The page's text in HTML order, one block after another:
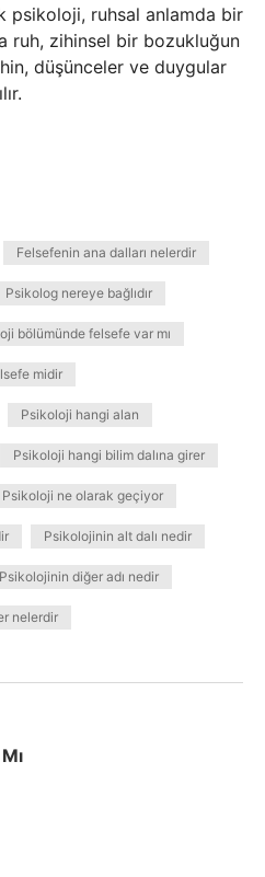
psikoloji, ruhsal anlamda bir
ruh, zihinsel bir bozukluğun
düşünceler ve duygular
Felsefenin ana dalları nelerdir
Psikolog nereye bağlıdır
bölümünde felsefe var mı
midir
Psikoloji hangi alan
Psikoloji hangi bilim dalına girer
Psikoloji ne olarak geçiyor
Psikolojinin alt dalı nedir
Psikolojinin diğer adı nedir
nelerdir